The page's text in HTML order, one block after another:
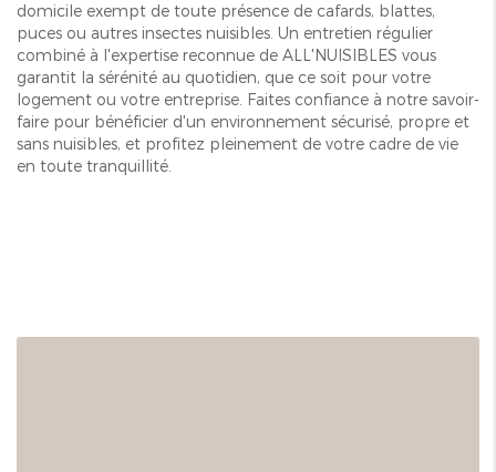
domicile exempt de toute présence de cafards, blattes,
puces ou autres insectes nuisibles. Un entretien régulier
combiné à l'expertise reconnue de ALL'NUISIBLES vous
garantit la sérénité au quotidien, que ce soit pour votre
logement ou votre entreprise. Faites confiance à notre savoir-
faire pour bénéficier d'un environnement sécurisé, propre et
sans nuisibles, et profitez pleinement de votre cadre de vie
en toute tranquillité.